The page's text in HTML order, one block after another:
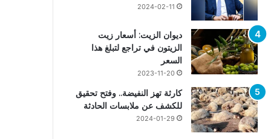
2024-02-11
ديوان الزيت: أسعار زيت
الزيتون في تراجع لتبلغ هذا
السعر
2023-11-20
كارثة تهز النفيضة.. وفتح تحقيق
للكشف عن ملابسات الحادثة
2024-01-29